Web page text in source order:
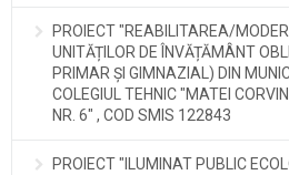
PROIECT "REABILITAREA/
UNITĂȚILOR DE ÎNVĂȚĂMÂNT
PRIMAR ȘI GIMNAZIAL) DIN
COLEGIUL TEHNIC "MATEI
NR. 6" , COD SMIS 122843
PROIECT "ILUMINAT PUBLIC